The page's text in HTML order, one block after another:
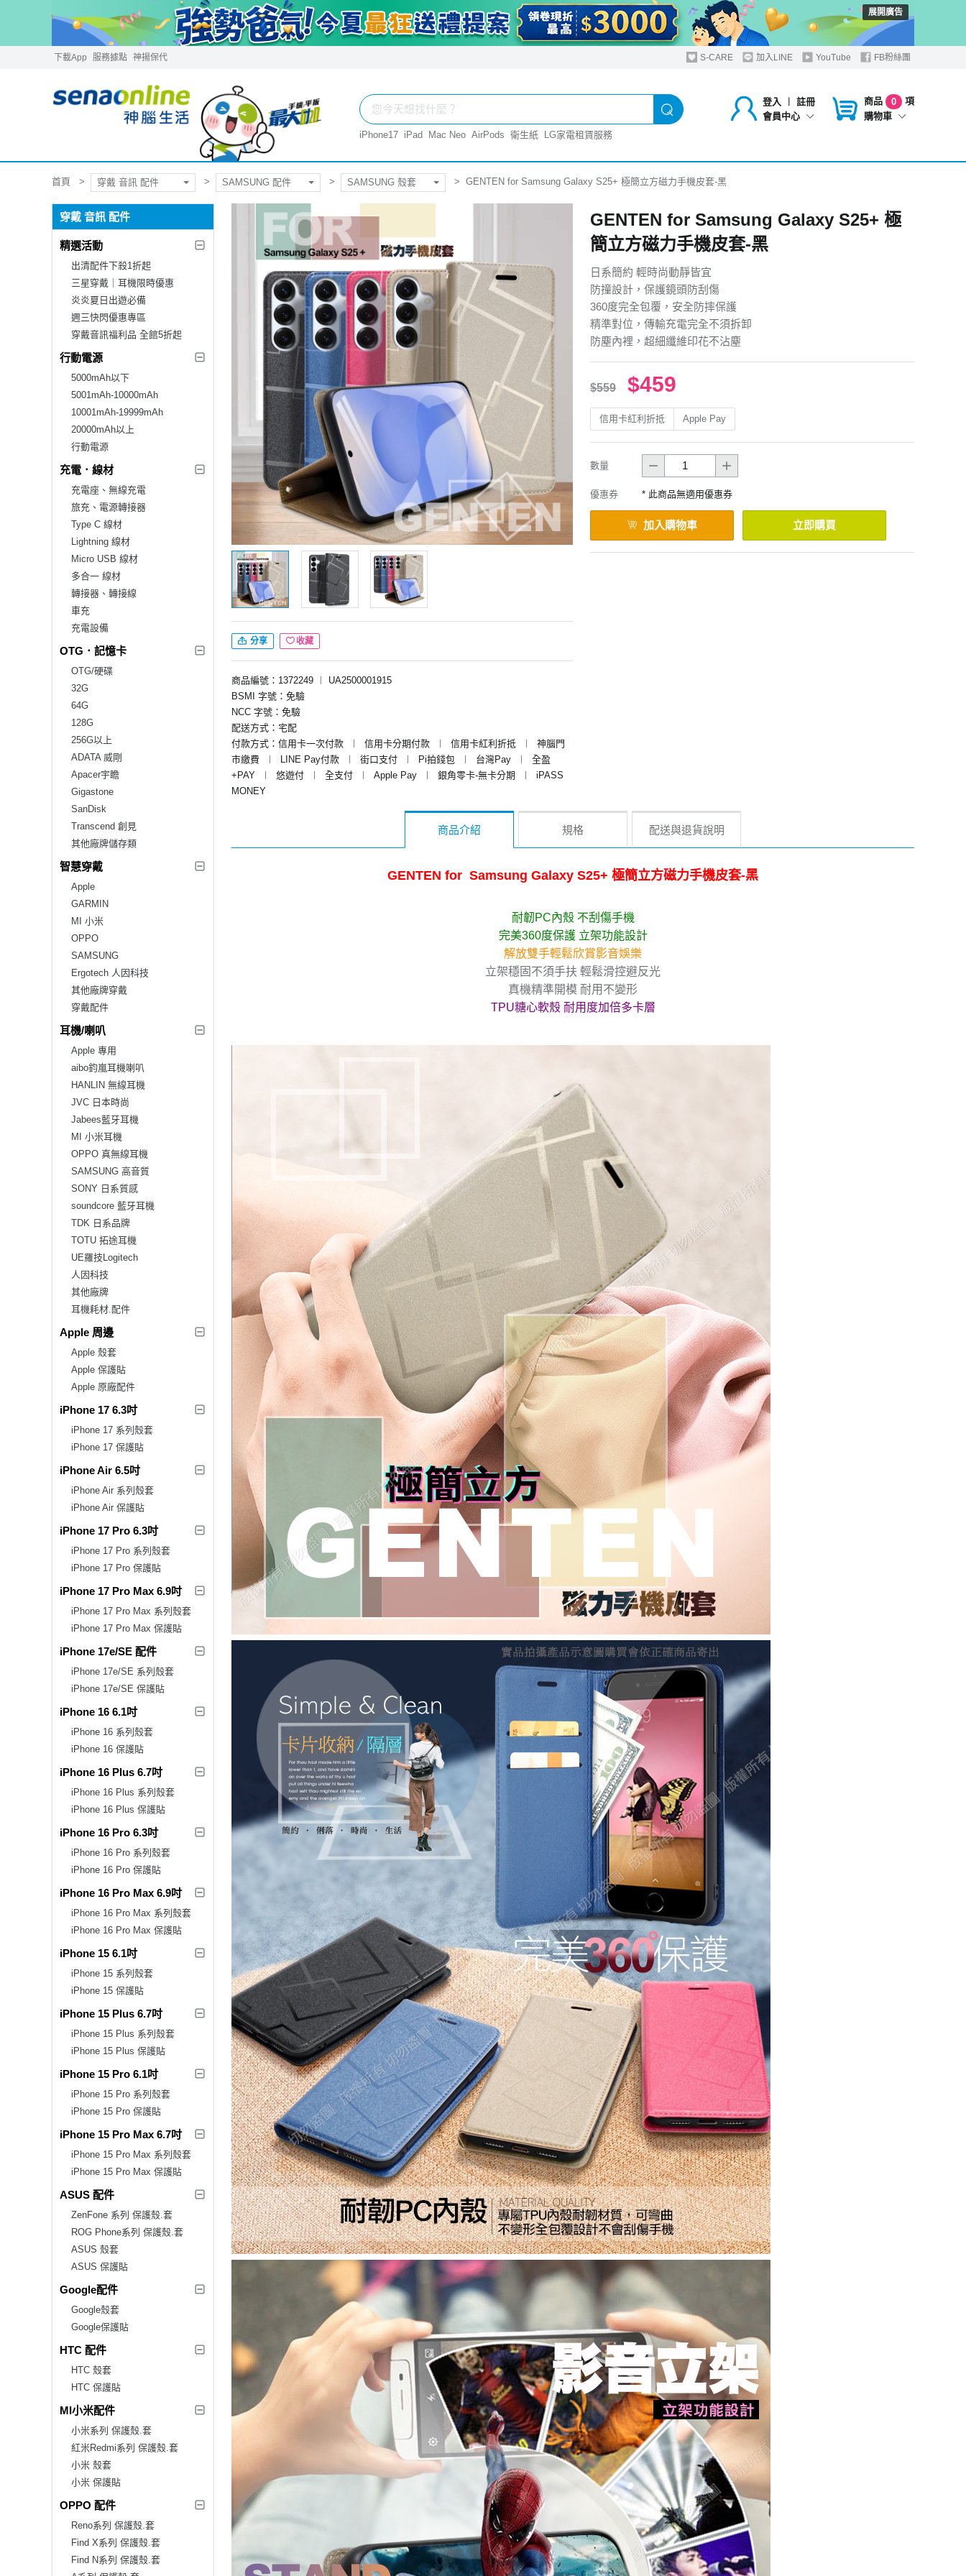
展開廣告
下載App 服務據點 神揚保代 S-CARE 加入LINE YouTube FB粉絲團
登入 ︱
註冊
會員中心
商品 0
項
購物車
iPhone17 iPad Mac Neo AirPods 衛生紙 LG家電租賃服務
首頁 穿戴 音訊 配件 SAMSUNG 配件 SAMSUNG 殼套 GENTEN for Samsung Galaxy S25+ 極簡立方磁力手機皮套-黑
穿戴 音訊 配件
精選活動
出清配件下殺1折起
三星穿戴｜耳機限時優惠
炎炎夏日出遊必備
週三快閃優惠專區
穿戴音訊福利品 全館5折起
行動電源
5000mAh以下
5001mAh-10000mAh
10001mAh-19999mAh
20000mAh以上
行動電源
充電．線材
充電座、無線充電
旅充、電源轉接器
Type C 線材
Lightning 線材
Micro USB 線材
多合一 線材
轉接器、轉接線
車充
充電設備
OTG．記憶卡
OTG/硬碟
32G
64G
128G
256G以上
ADATA 威剛
Apacer宇瞻
Gigastone
SanDisk
Transcend 創見
其他廠牌儲存類
智慧穿戴
Apple
GARMIN
MI 小米
OPPO
SAMSUNG
Ergotech 人因科技
其他廠牌穿戴
穿戴配件
耳機/喇叭
Apple 專用
aibo鈞嵐耳機喇叭
HANLIN 無線耳機
JVC 日本時尚
Jabees藍牙耳機
MI 小米耳機
OPPO 真無線耳機
SAMSUNG 高音質
SONY 日系質感
soundcore 藍牙耳機
TDK 日系品牌
TOTU 拓途耳機
UE羅技Logitech
人因科技
其他廠牌
耳機耗材.配件
Apple 周邊
Apple 殼套
Apple 保護貼
Apple 原廠配件
iPhone 17 6.3吋
iPhone 17 系列殼套
iPhone 17 保護貼
iPhone Air 6.5吋
iPhone Air 系列殼套
iPhone Air 保護貼
iPhone 17 Pro 6.3吋
iPhone 17 Pro 系列殼套
iPhone 17 Pro 保護貼
iPhone 17 Pro Max 6.9吋
iPhone 17 Pro Max 系列殼套
iPhone 17 Pro Max 保護貼
iPhone 17e/SE 配件
iPhone 17e/SE 系列殼套
iPhone 17e/SE 保護貼
iPhone 16 6.1吋
iPhone 16 系列殼套
iPhone 16 保護貼
iPhone 16 Plus 6.7吋
iPhone 16 Plus 系列殼套
iPhone 16 Plus 保護貼
iPhone 16 Pro 6.3吋
iPhone 16 Pro 系列殼套
iPhone 16 Pro 保護貼
iPhone 16 Pro Max 6.9吋
iPhone 16 Pro Max 系列殼套
iPhone 16 Pro Max 保護貼
iPhone 15 6.1吋
iPhone 15 系列殼套
iPhone 15 保護貼
iPhone 15 Plus 6.7吋
iPhone 15 Plus 系列殼套
iPhone 15 Plus 保護貼
iPhone 15 Pro 6.1吋
iPhone 15 Pro 系列殼套
iPhone 15 Pro 保護貼
iPhone 15 Pro Max 6.7吋
iPhone 15 Pro Max 系列殼套
iPhone 15 Pro Max 保護貼
ASUS 配件
ZenFone 系列 保護殼.套
ROG Phone系列 保護殼.套
ASUS 殼套
ASUS 保護貼
Google配件
Google殼套
Google保護貼
HTC 配件
HTC 殼套
HTC 保護貼
MI小米配件
小米系列 保護殼.套
紅米Redmi系列 保護殼.套
小米 殼套
小米 保護貼
OPPO 配件
Reno系列 保護殼.套
Find X系列 保護殼.套
Find N系列 保護殼.套
分享 收藏
商品編號：1372249 ︱
UA2500001915
BSMI 字號：免驗
NCC 字號：免驗
配送方式：宅配
付款方式：信用卡一次付款
︱ 信用卡分期付款 ︱ 信用卡紅利折抵 ︱
神腦門
市繳費
︱ LINE Pay付款 ︱ 街口支付 ︱ Pi拍錢包 ︱ 台灣Pay ︱
全盈
+PAY
︱ 悠遊付 ︱ 全支付 ︱ Apple Pay ︱ 銀角零卡-無卡分期 ︱
iPASS
MONEY
GENTEN for Samsung Galaxy S25+ 極
簡立方磁力手機皮套-黑
日系簡約 輕時尚動靜皆宜
防撞設計，保護鏡頭防刮傷
360度完全包覆，安全防摔保護
精準對位，傳輸充電完全不須拆卸
防塵內裡，超細纖維印花不沾塵
$559 $459
信用卡紅利折抵 Apple Pay
數量
優惠券 * 此商品無適用優惠券
加入購物車 立即購買
商品介紹 規格 配送與退貨說明
GENTEN for Samsung Galaxy S25+ 極簡立方磁力手機皮套-黑
耐韌PC內殼 不刮傷手機
完美360度保護 立架功能設計
解放雙手輕鬆欣賞影音娛樂
立架穩固不須手扶 輕鬆滑控避反光
真機精準開模 耐用不變形
TPU糖心軟殼 耐用度加倍多卡層